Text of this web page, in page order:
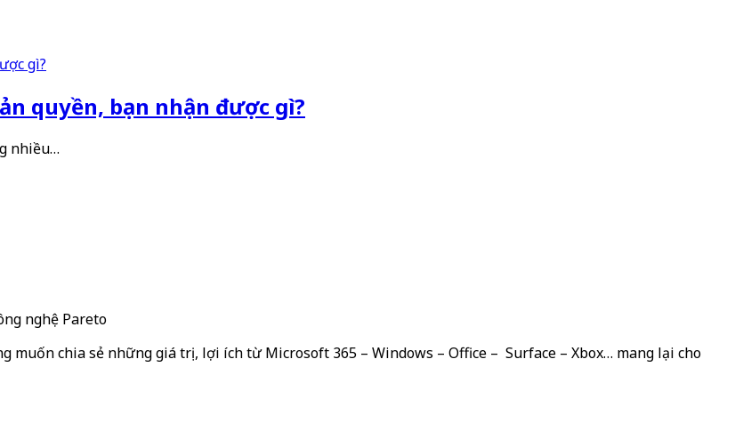
quyền, bạn nhận được gì?
nhiều…
nghệ Pareto
chia sẻ những giá trị, lợi ích từ Microsoft 365 – Windows – Office – Surface – Xbox… mang lại cho